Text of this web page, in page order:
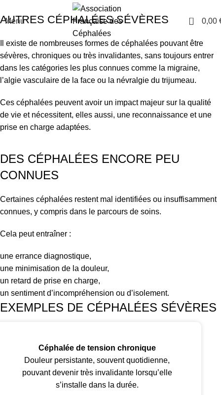
Menu 0 0,00
AUTRES CÉPHALÉES SÉVÈRES
Il existe de nombreuses formes de céphalées pouvant être
sévères, chroniques ou très invalidantes, sans toujours entrer
dans les catégories les plus connues comme la migraine,
l’algie vasculaire de la face ou la névralgie du trijumeau.
Ces céphalées peuvent avoir un impact majeur sur la qualité
de vie et nécessitent, elles aussi, une reconnaissance et une
prise en charge adaptées.
DES CÉPHALÉES ENCORE PEU
CONNUES
Certaines céphalées restent mal identifiées ou insuffisamment
connues, y compris dans le parcours de soins.
Cela peut entraîner :
une errance diagnostique,
une minimisation de la douleur,
un retard de prise en charge,
un sentiment d’incompréhension ou d’isolement.
EXEMPLES DE CÉPHALÉES SÉVÈRES
Céphalée de tension chronique
Douleur persistante, souvent quotidienne,
pouvant devenir très invalidante lorsqu’elle
s’installe dans la durée.